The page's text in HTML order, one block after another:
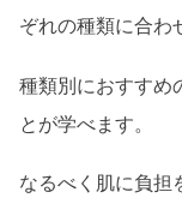
ぞれの種類に合わ
種類別におすすめ
とが学べます。
なるべく肌に負担